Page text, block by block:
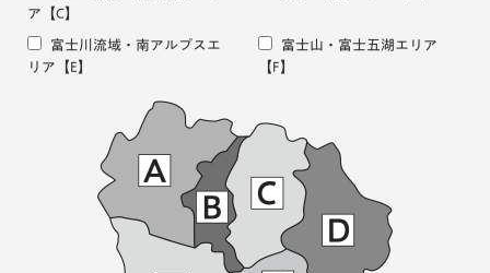
ア 【C】
富士川流域・南アルプスエ
リア 【E】
富士山・富士五湖エリア
【F】